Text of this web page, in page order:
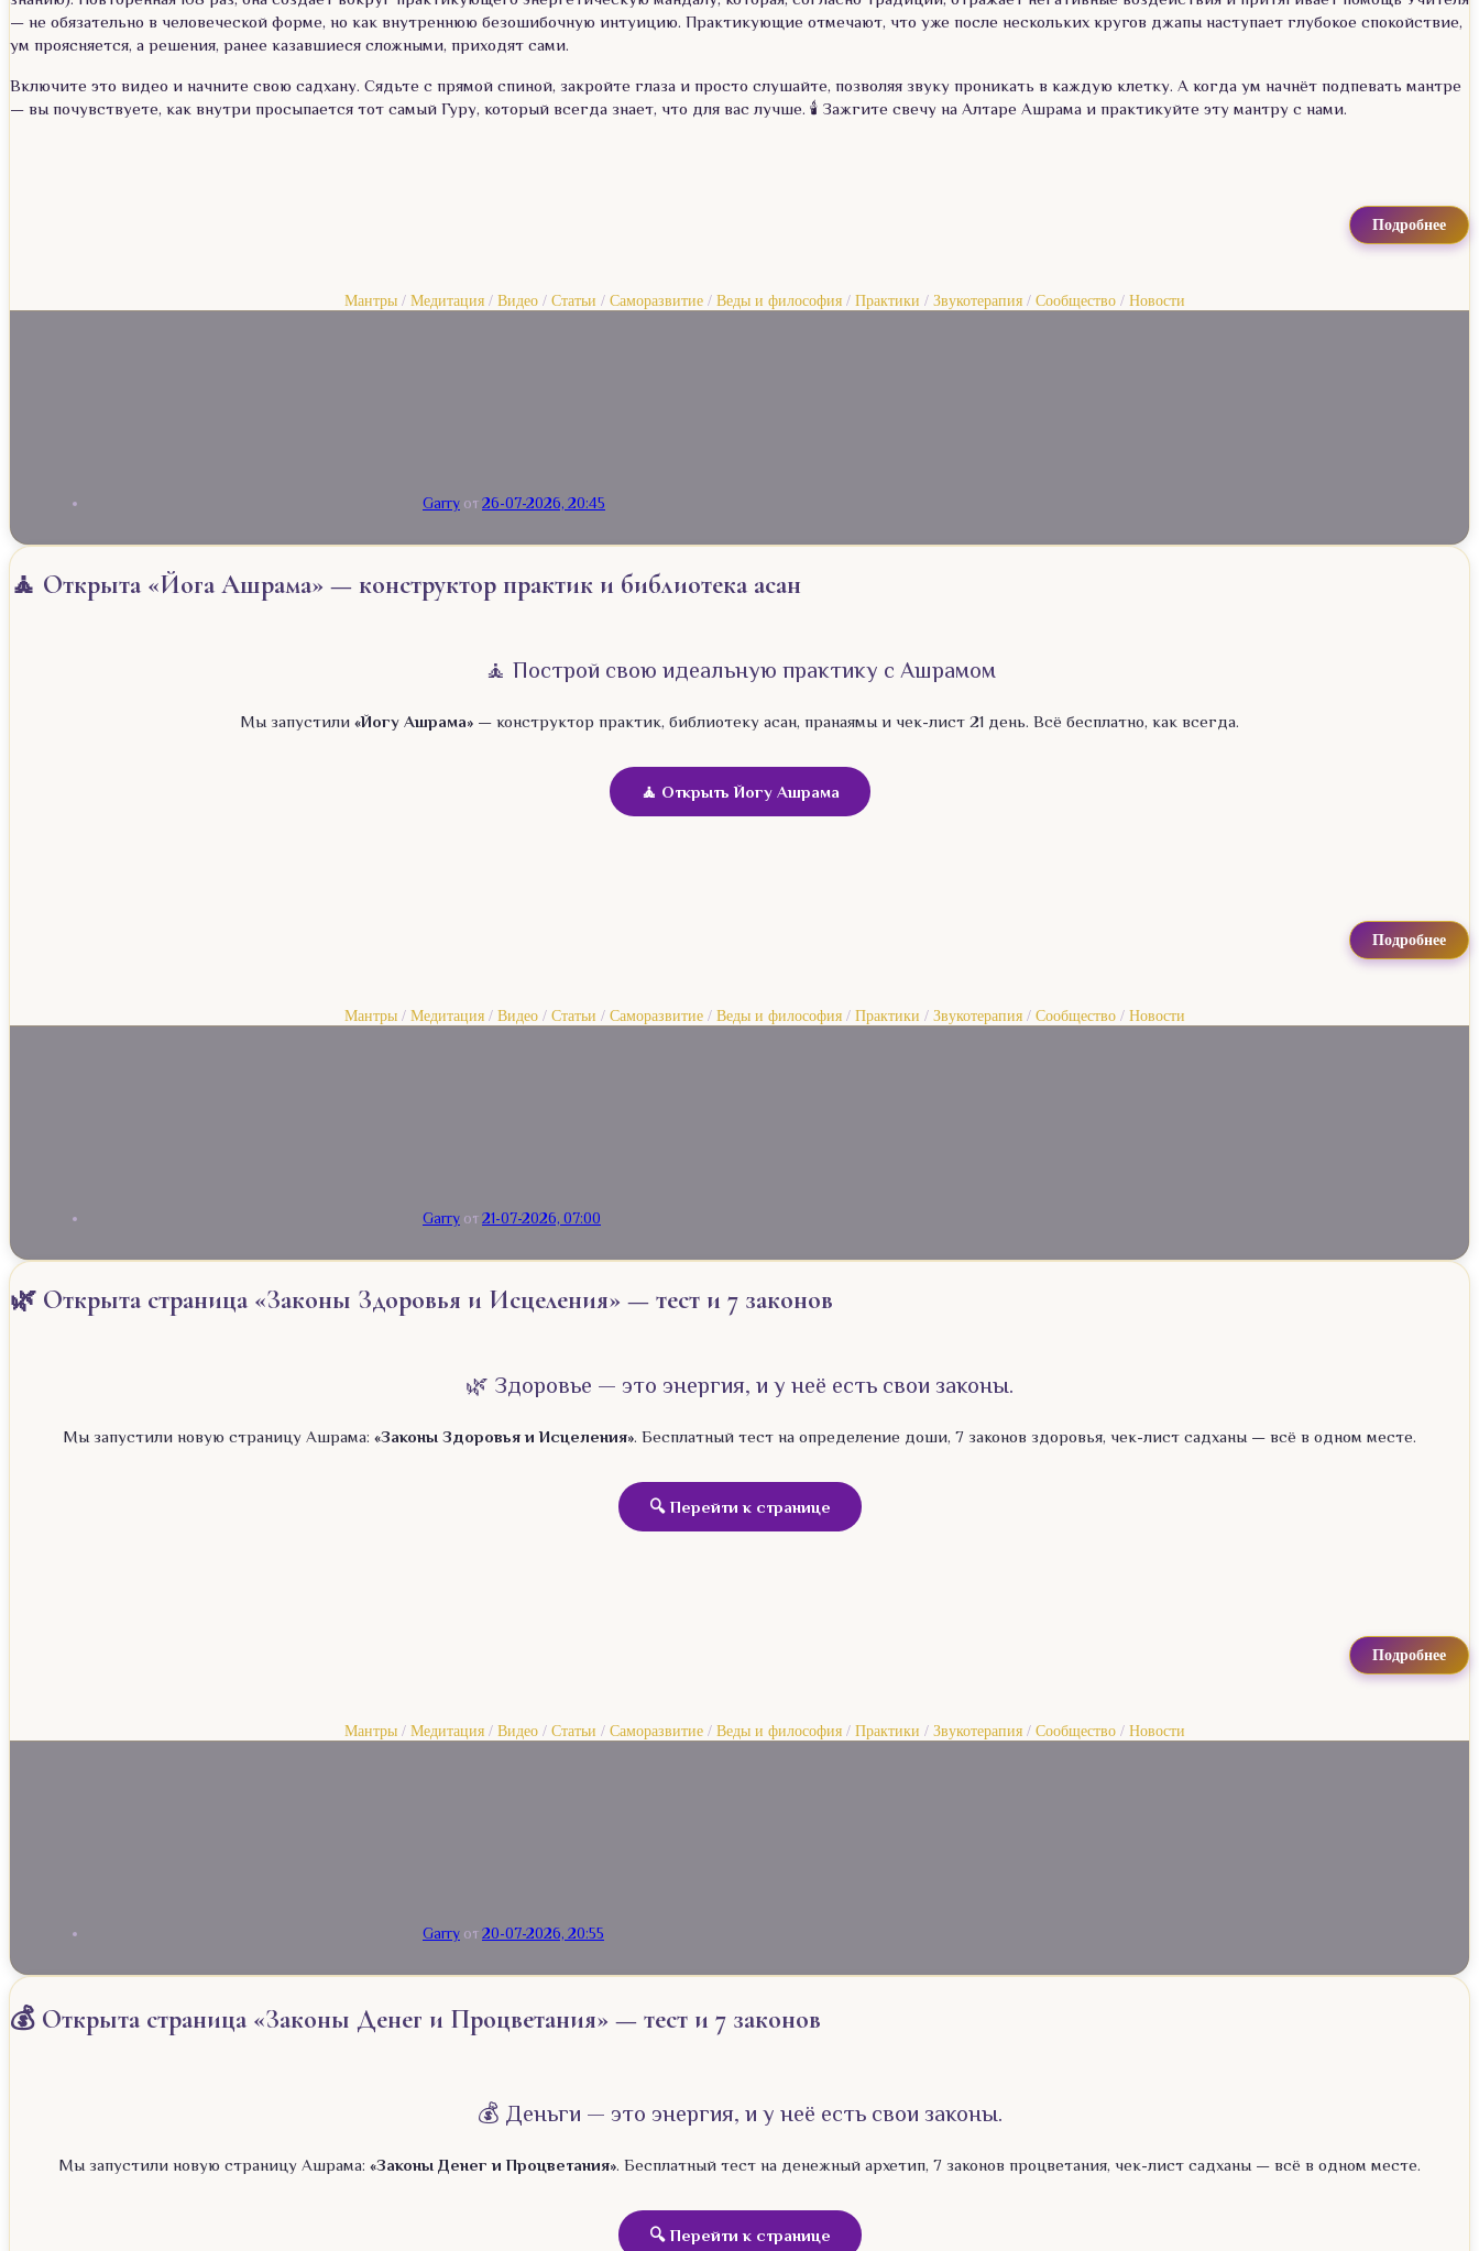
— не обязательно в человеческой форме, но как внутреннюю безошибочную интуицию. Практикующие отмечают, что уже после нескольких кругов джапы наступает глубокое спокойствие,
ум проясняется, а решения, ранее казавшиеся сложными, приходят сами.
Включите это видео и начните свою садхану. Сядьте с прямой спиной, закройте глаза и просто слушайте, позволяя звуку проникать в каждую клетку. А когда ум начнёт подпевать мантре
— вы почувствуете, как внутри просыпается тот самый Гуру, который всегда знает, что для вас лучше. 🕯️ Зажгите свечу на Алтаре Ашрама и практикуйте эту мантру с нами.
Мантры / Медитация / Видео / Статьи / Саморазвитие / Веды и философия / Практики / Звукотерапия / Сообщество / Новости
Подробнее
Garry от 26-07-2026, 20:45
🧘 Открыта «Йога Ашрама» — конструктор практик и библиотека асан
🧘 Построй свою идеальную практику с Ашрамом
Мы запустили «Йогу Ашрама» — конструктор практик, библиотеку асан, пранаямы и чек-лист 21 день. Всё бесплатно, как всегда.
🧘 Открыть Йогу Ашрама
Мантры / Медитация / Видео / Статьи / Саморазвитие / Веды и философия / Практики / Звукотерапия / Сообщество / Новости
Подробнее
Garry от 21-07-2026, 07:00
🌿 Открыта страница «Законы Здоровья и Исцеления» — тест и 7 законов
🌿 Здоровье — это энергия, и у неё есть свои законы.
Мы запустили новую страницу Ашрама: «Законы Здоровья и Исцеления». Бесплатный тест на определение доши, 7 законов здоровья, чек-лист садханы — всё в одном месте.
🔍 Перейти к странице
Мантры / Медитация / Видео / Статьи / Саморазвитие / Веды и философия / Практики / Звукотерапия / Сообщество / Новости
Подробнее
Garry от 20-07-2026, 20:55
💰 Открыта страница «Законы Денег и Процветания» — тест и 7 законов
💰 Деньги — это энергия, и у неё есть свои законы.
Мы запустили новую страницу Ашрама: «Законы Денег и Процветания». Бесплатный тест на денежный архетип, 7 законов процветания, чек-лист садханы — всё в одном месте.
🔍 Перейти к странице